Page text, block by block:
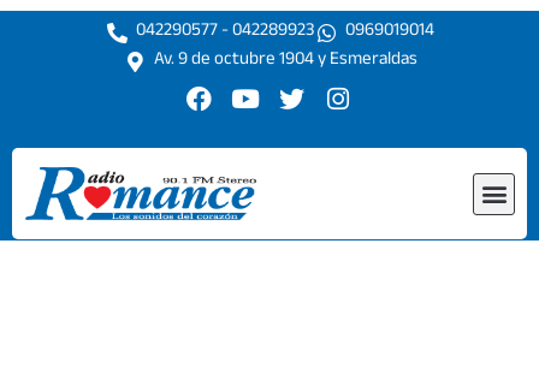
Ir
042290577 - 042289923
0969019014
Av. 9 de octubre 1904 y Esmeraldas
F
c
e
b
o
o
Y
u
t
u
b
e
T
i
r
I
s
r